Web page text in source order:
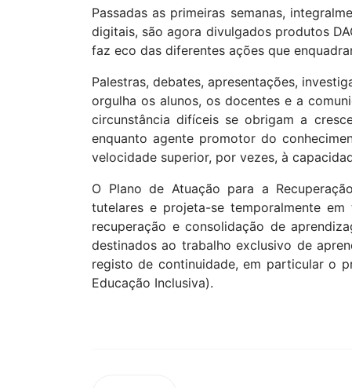
Passadas as primeiras semanas,
digitais, são agora divulgados produtos
faz eco das diferentes ações que
Palestras, debates, apresentações,
orgulha os alunos, os docentes e a
circunstância difíceis se obrigam a
enquanto agente promotor do
velocidade superior, por vezes, à
O Plano de Atuação para a
tutelares e projeta-se temporalmente
recuperação e consolidação de
destinados ao trabalho exclusivo de
registo de continuidade, em particular o
Educação Inclusiva).